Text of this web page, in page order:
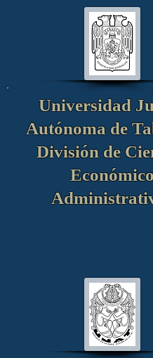
Universidad
Autónoma de
División de